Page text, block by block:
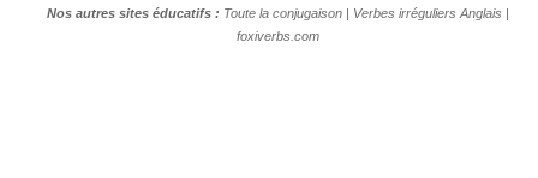
Nos autres sites éducatifs : Toute la conjugaison| Verbes irréguliers Anglais |
foxiverbs.com